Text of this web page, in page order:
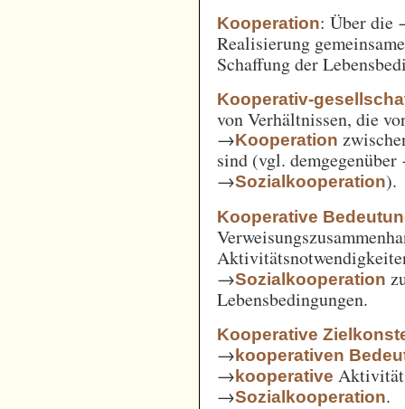
Kooperation: Über
Realisierung
Schaffung der
Kooperativ-
von Verhältnissen, die
→Kooperation
sind (vgl.
→Sozialkooperation).
Kooperative
→Sozialkooperation
Lebensbedingungen.
Kooperative
→kooperativen
→kooperative
→Sozialkooperation.